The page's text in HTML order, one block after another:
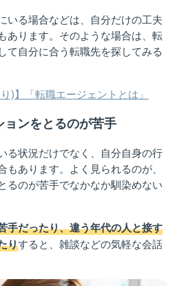
いる場合などは、自分だけの工夫
ります。 そのような場合は、転
て自分に合う転職先を探してみる
)】「転職エージェントとは」
ンをとるのが苦手
る状況だけでなく、自分自身の行
あります。よく見られるのが、
るのが苦手でなかなか馴染めない
手だったり、違う年代の人と接す
りすると、雑談などの気軽な会話